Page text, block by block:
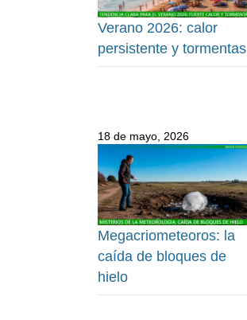
Verano 2026: calor
persistente y tormentas
18 de mayo, 2026
Megacriometeoros: la
caída de bloques de
hielo